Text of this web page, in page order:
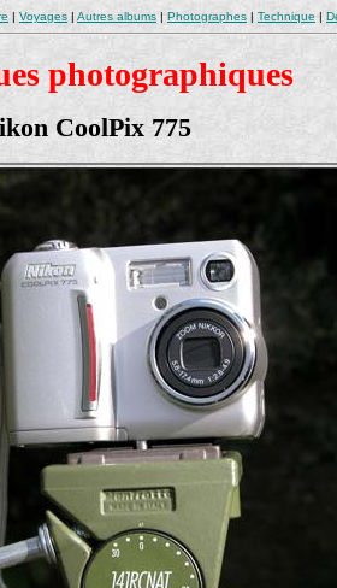
| Voyages | Autres albums | Photographes | Technique |
photographiques
CoolPix 775